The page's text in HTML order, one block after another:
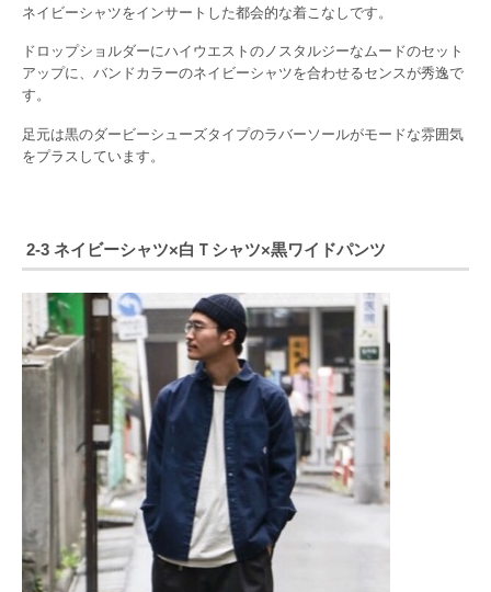
ネイビーシャツをインサートした都会的な着こなしです。
ドロップショルダーにハイウエストのノスタルジーなムードのセット
アップに、バンドカラーのネイビーシャツを合わせるセンスが秀逸で
す。
足元は黒のダービーシューズタイプのラバーソールがモードな雰囲気
をプラスしています。
2-3 ネイビーシャツ×白Ｔシャツ×黒ワイドパンツ